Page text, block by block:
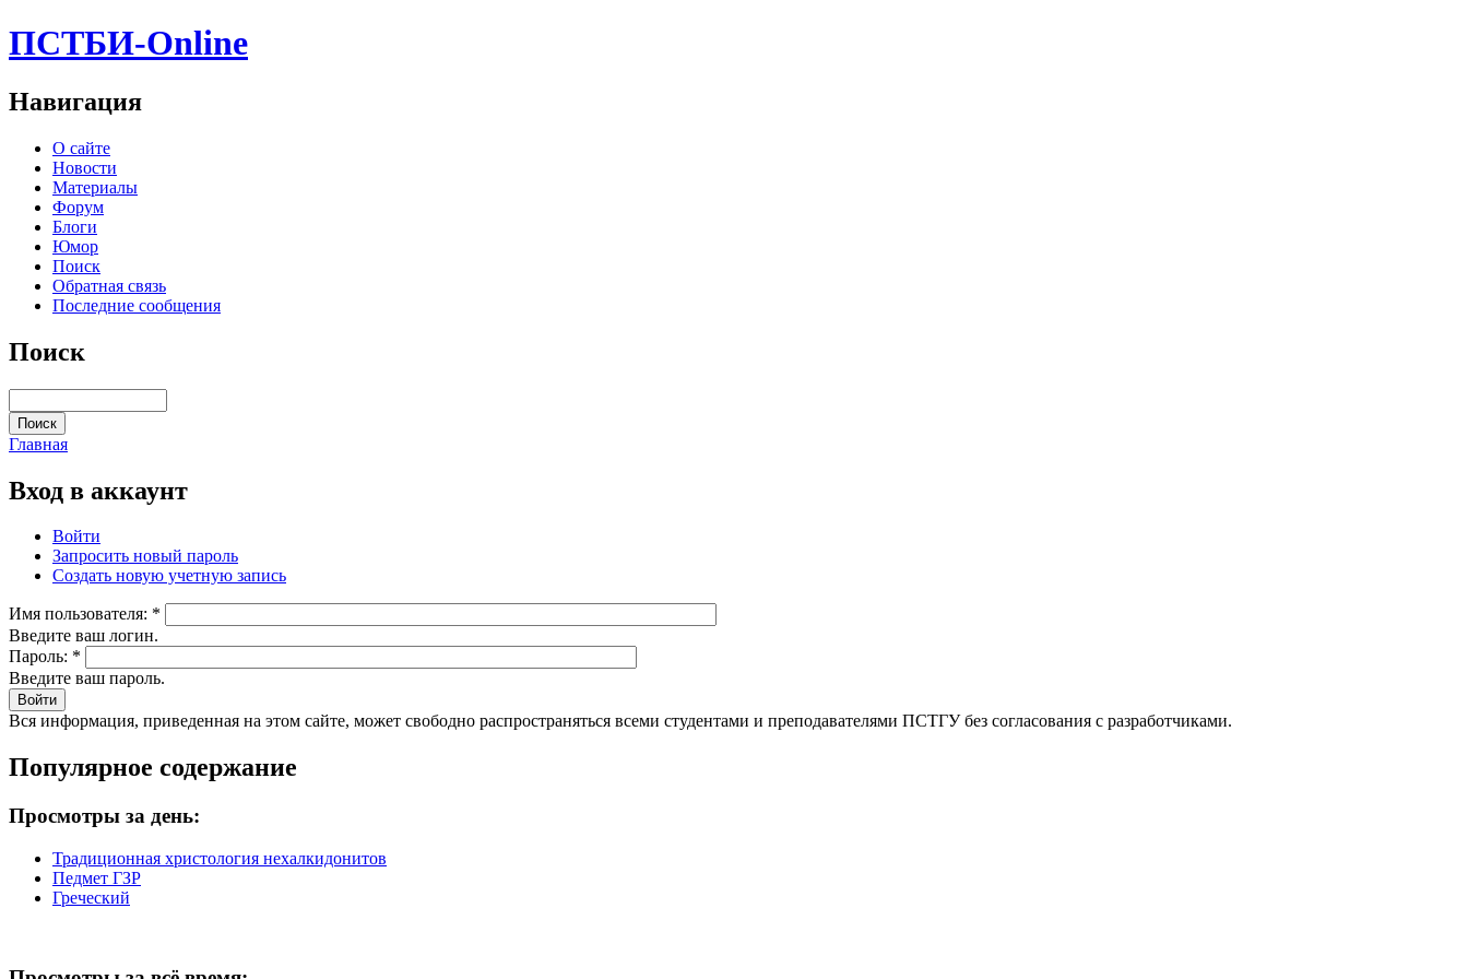
ПСТБИ-Online
Навигация
О сайте
Новости
Материалы
Форум
Блоги
Юмор
Поиск
Обратная связь
Последние сообщения
Поиск
Главная
Вход в аккаунт
Войти
Запросить новый пароль
Создать новую учетную запись
Имя пользователя: *
Введите ваш логин.
Пароль: *
Введите ваш пароль.
Вся информация, приведенная на этом сайте, может свободно распространяться всеми студентами и преподавателями ПСТГУ без согласования с разработчиками.
Популярное содержание
Просмотры за день:
Традиционная христология нехалкидонитов
Педмет ГЗР
Греческий